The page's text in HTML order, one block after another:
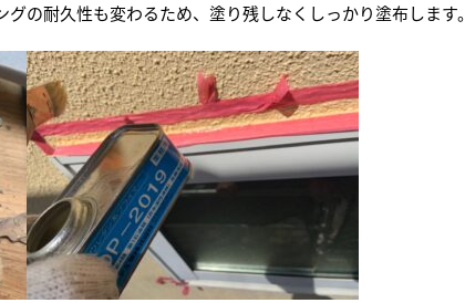
の耐久性も変わるため、塗り残しなくしっかり塗布します。